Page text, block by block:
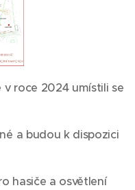
roce 2024 umístili se
a budou k dispozici
hasiče a osvětlení